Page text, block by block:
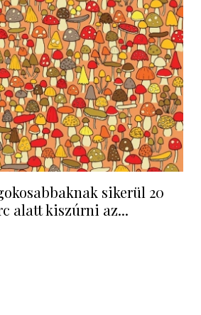
sikerül 20
alatt kiszúrni az...